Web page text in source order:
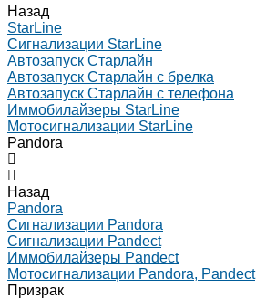
Назад
StarLine
Сигнализации StarLine
Автозапуск Старлайн
Автозапуск Старлайн с брелка
Автозапуск Старлайн с телефона
Иммобилайзеры StarLine
Мотосигнализации StarLine
Pandora
Назад
Pandora
Сигнализации Pandora
Сигнализации Pandect
Иммобилайзеры Pandect
Мотосигнализации Pandora, Pandect
Призрак